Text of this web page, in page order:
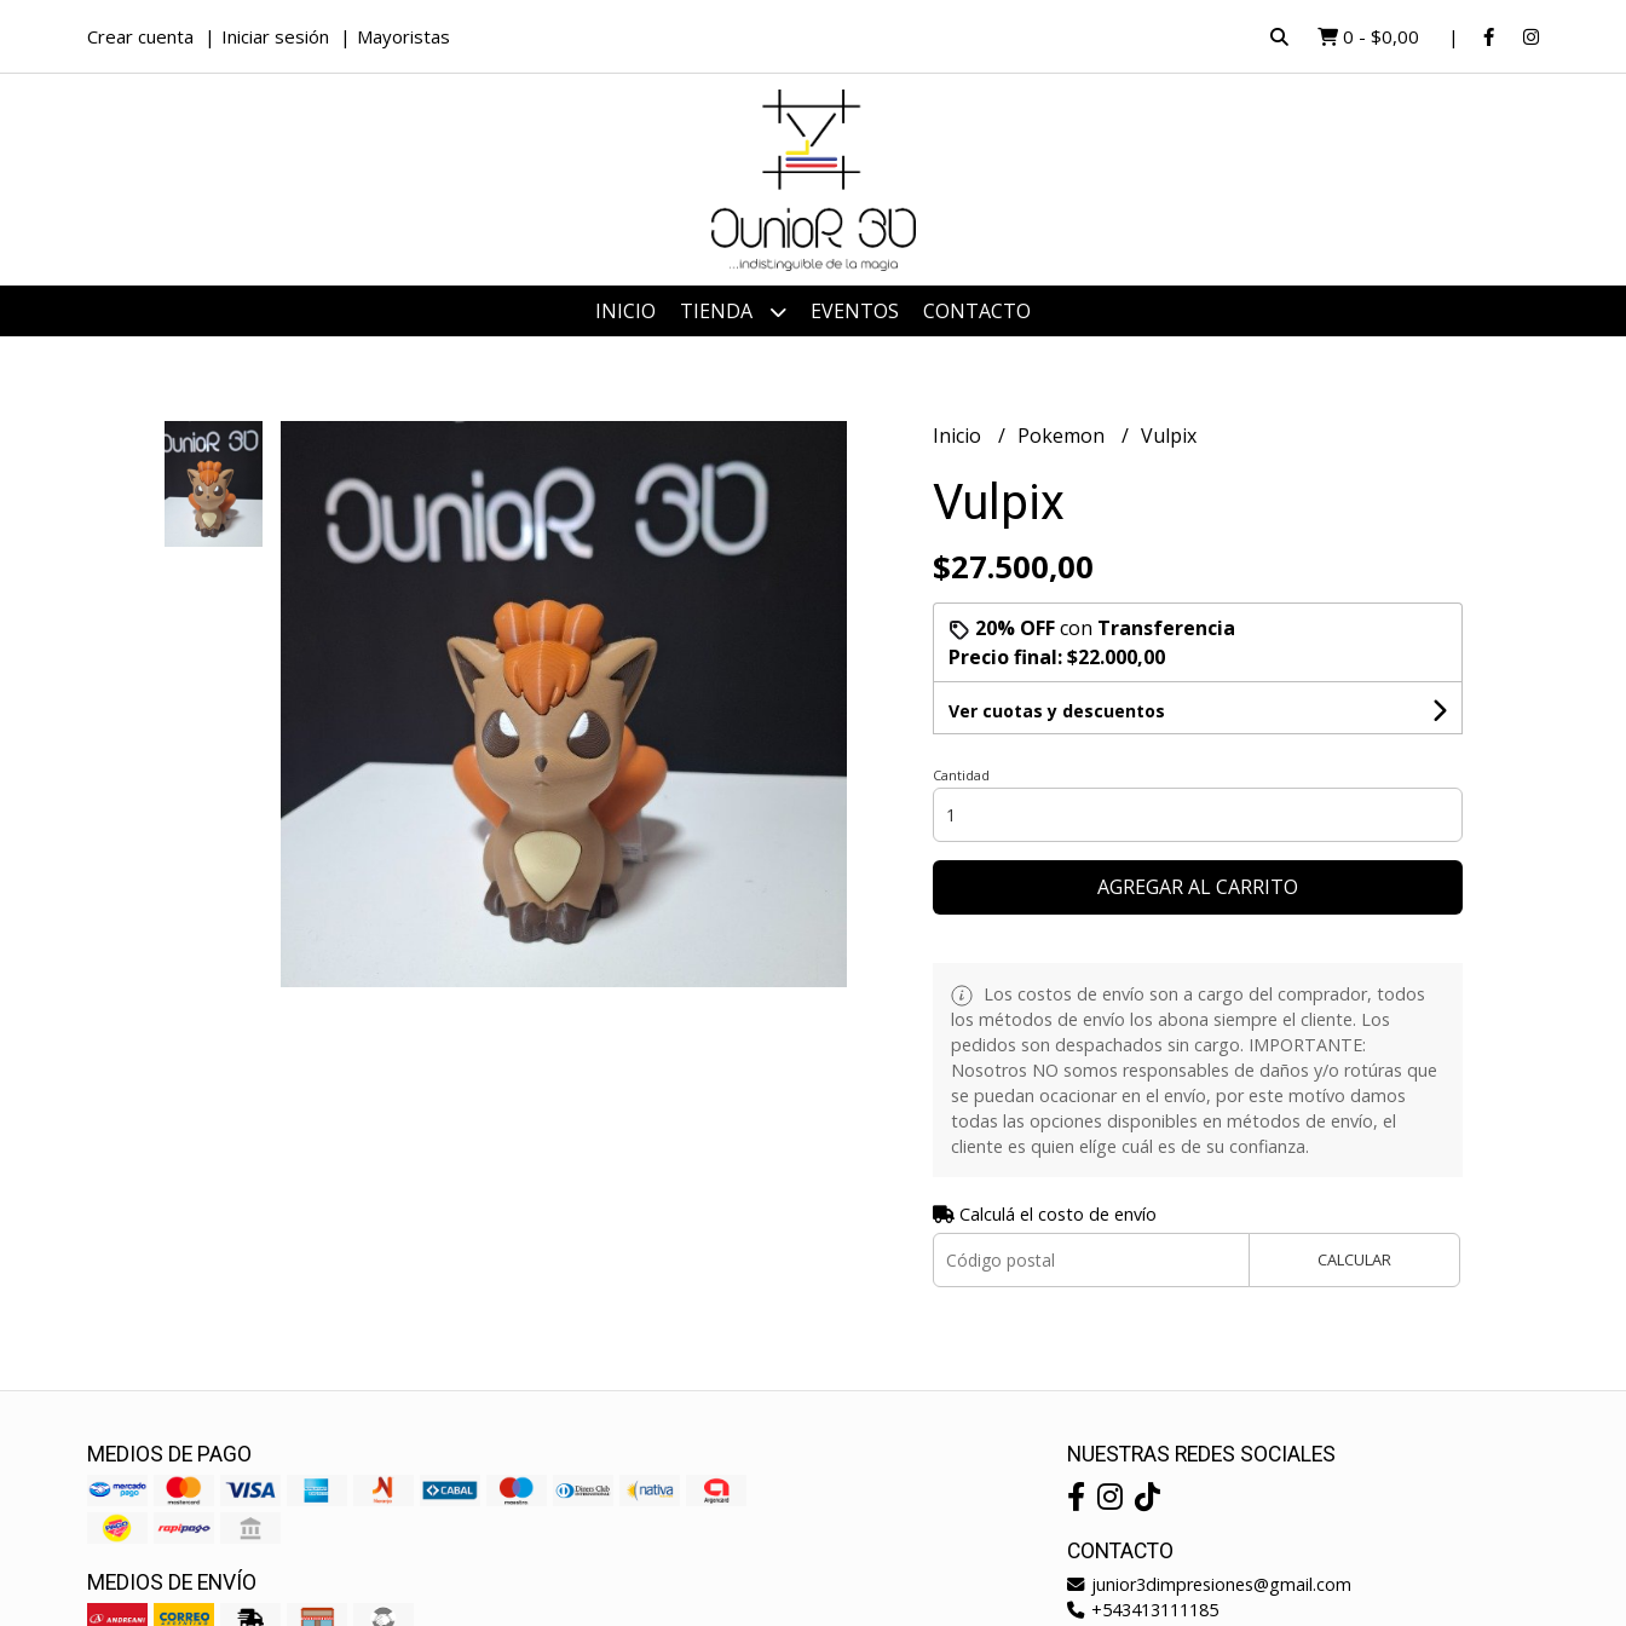
Crear cuenta Iniciar sesión Mayoristas 0 - $0,00
INICIO TIENDA EVENTOS CONTACTO
Inicio Pokemon Vulpix
Vulpix
$27.500,00
20% OFFcon Transferencia
Precio final:$22.000,00
Ver cuotas y descuentos
Cantidad
AGREGAR AL CARRITO
Los costos de envío son a cargo del comprador, todos
los métodos de envío los abona siempre el cliente. Los
pedidos son despachados sin cargo. IMPORTANTE:
Nosotros NO somos responsables de daños y/o rotúras que
se puedan ocacionar en el envío, por este motívo damos
todas las opciones disponibles en métodos de envío, el
cliente es quien elíge cuál es de su confianza.
Calculá el costo de envío
CALCULAR
MEDIOS DE PAGO
MEDIOS DE ENVÍO
NUESTRAS REDES SOCIALES
CONTACTO
junior3dimpresiones@gmail.com
+543413111185